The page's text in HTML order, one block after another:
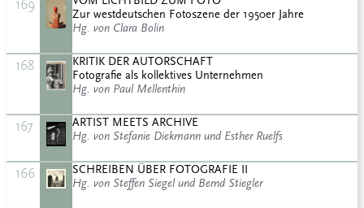
169
Zur westdeutschen Fotoszene der 1950er Jahre
Hg. von Clara Bolin
168
KRITIK DER AUTORSCHAFT
Fotografie als kollektives Unternehmen
Hg. von Paul Mellenthin
167
ARTIST MEETS ARCHIVE
Hg. von Stefanie Diekmann und Esther Ruelfs
166
SCHREIBEN ÜBER FOTOGRAFIE II
Hg. von Steffen Siegel und Bernd Stiegler